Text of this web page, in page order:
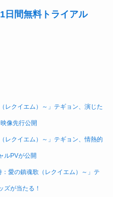
日間無料トライアル
レクイエム）～」テギョン、演じた
像先行公開
レクイエム）～」テギョン、情熱的
ルPVが公開
愛の鎮魂歌（レクイエム）～」テ
ズが当たる！